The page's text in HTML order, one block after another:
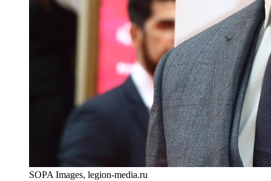
SOPA Images, legion-media.ru